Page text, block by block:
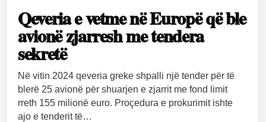
Qeveria e vetme në Europë që ble
avionë zjarresh me tendera
sekretë
Në vitin 2024 qeveria greke shpalli një tender për të
blerë 25 avionë për shuarjen e zjarrit me fond limit
rreth 155 milionë euro. Proçedura e prokurimit ishte
ajo e tenderit të…